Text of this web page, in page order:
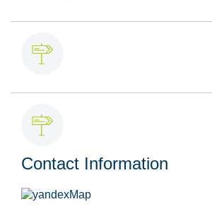
Contact Information